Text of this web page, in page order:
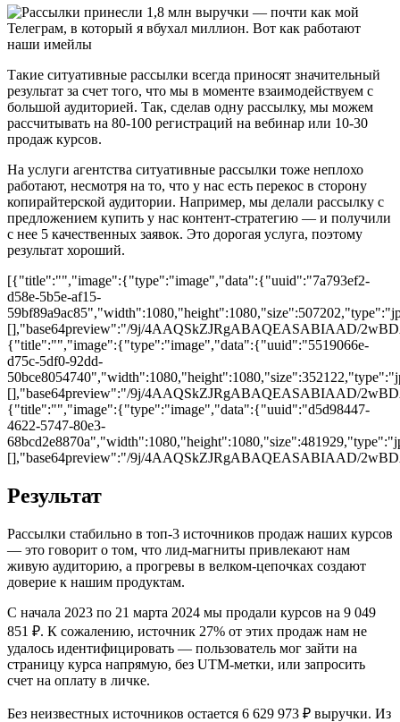
Такие ситуативные рассылки всегда приносят значительный
результат за счет того, что мы в моменте взаимодействуем с
большой аудиторией. Так, сделав одну рассылку, мы можем
рассчитывать на 80-100 регистраций на вебинар или 10-30
продаж курсов.
На услуги агентства ситуативные рассылки тоже неплохо
работают, несмотря на то, что у нас есть перекос в сторону
копирайтерской аудитории. Например, мы делали рассылку с
предложением купить у нас контент-стратегию — и получили
с нее 5 качественных заявок. Это дорогая услуга, поэтому
результат хороший.
[{"title":"","image":{"type":"image","data":{"uuid":"7a793ef2-
d58e-5b5e-af15-
[],"base64preview":"/9j/4AAQSkZJRgABAQEASABIAAD/
{"title":"","image":{"type":"image","data":{"uuid":"5519066e-
d75c-5df0-92dd-
[],"base64preview":"/9j/4AAQSkZJRgABAQEASABIAAD/
{"title":"","image":{"type":"image","data":{"uuid":"d5d98447-
4622-5747-80e3-
[],"base64preview":"/9j/4AAQSkZJRgABAQEASABIAAD/
Результат
Рассылки стабильно в топ-3 источников продаж наших курсов
— это говорит о том, что лид-магниты привлекают нам
живую аудиторию, а прогревы в велком-цепочках создают
доверие к нашим продуктам.
С начала 2023 по 21 марта 2024 мы продали курсов на 9 049
851 ₽. К сожалению, источник 27% от этих продаж нам не
удалось идентифицировать — пользователь мог зайти на
страницу курса напрямую, без UTM-метки, или запросить
счет на оплату в личке.
Без неизвестных источников остается 6 629 973 ₽ выручки. Из